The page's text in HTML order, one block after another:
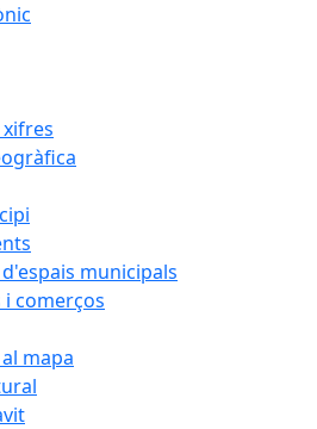
municipals
i comerços
mapa